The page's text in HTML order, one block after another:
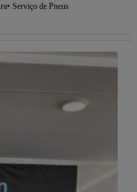
Serviço de Pneus